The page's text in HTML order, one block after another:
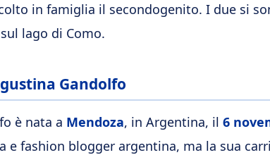
in famiglia il secondogenito. I due si
lago di Como.
Gandolfo
è nata a Mendoza, in Argentina, il 6
e fashion blogger argentina, ma la sua